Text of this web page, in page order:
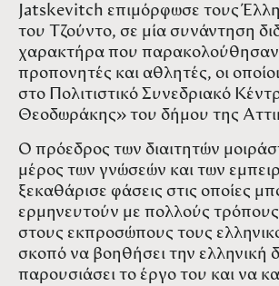
Jatskevitch επιμόρφωσε τους
του Τζούντο, σε μία συνάντηση
χαρακτήρα που παρακολούθησαν
προπονητές και αθλητές, οι
στο Πολιτιστικό Συνεδριακό
Θεοδωράκης» του δήμου της
Ο πρόεδρος των διαιτητών
μέρος των γνώσεών και των
ξεκαθάρισε φάσεις στις οποίες
ερμηνευτούν με πολλούς τρόπους
στους εκπροσώπους τους
σκοπό να βοηθήσει την ελληνική
παρουσιάσει το έργο του και να